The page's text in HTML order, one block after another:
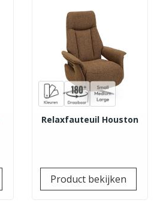
Relaxfauteuil Houston
Product bekijken